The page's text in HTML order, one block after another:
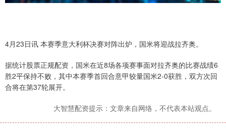
4月23日讯 本赛季意大利杯决赛对阵出炉，国米将迎战拉齐奥。
据统计股票正规配资，国米在近8场各项赛事面对拉齐奥的比赛战绩6
胜2平保持不败，其中本赛季首回合意甲较量国米2-0获胜，双方次回
合将在第37轮展开。
大智慧配资提示：文章来自网络，不代表本站观点。